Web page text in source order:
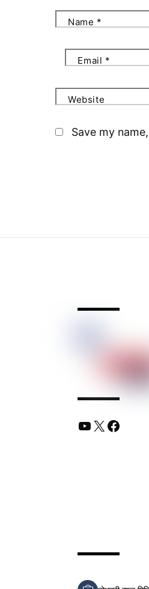
Name *
Email *
Website
Save my
YouTube
X